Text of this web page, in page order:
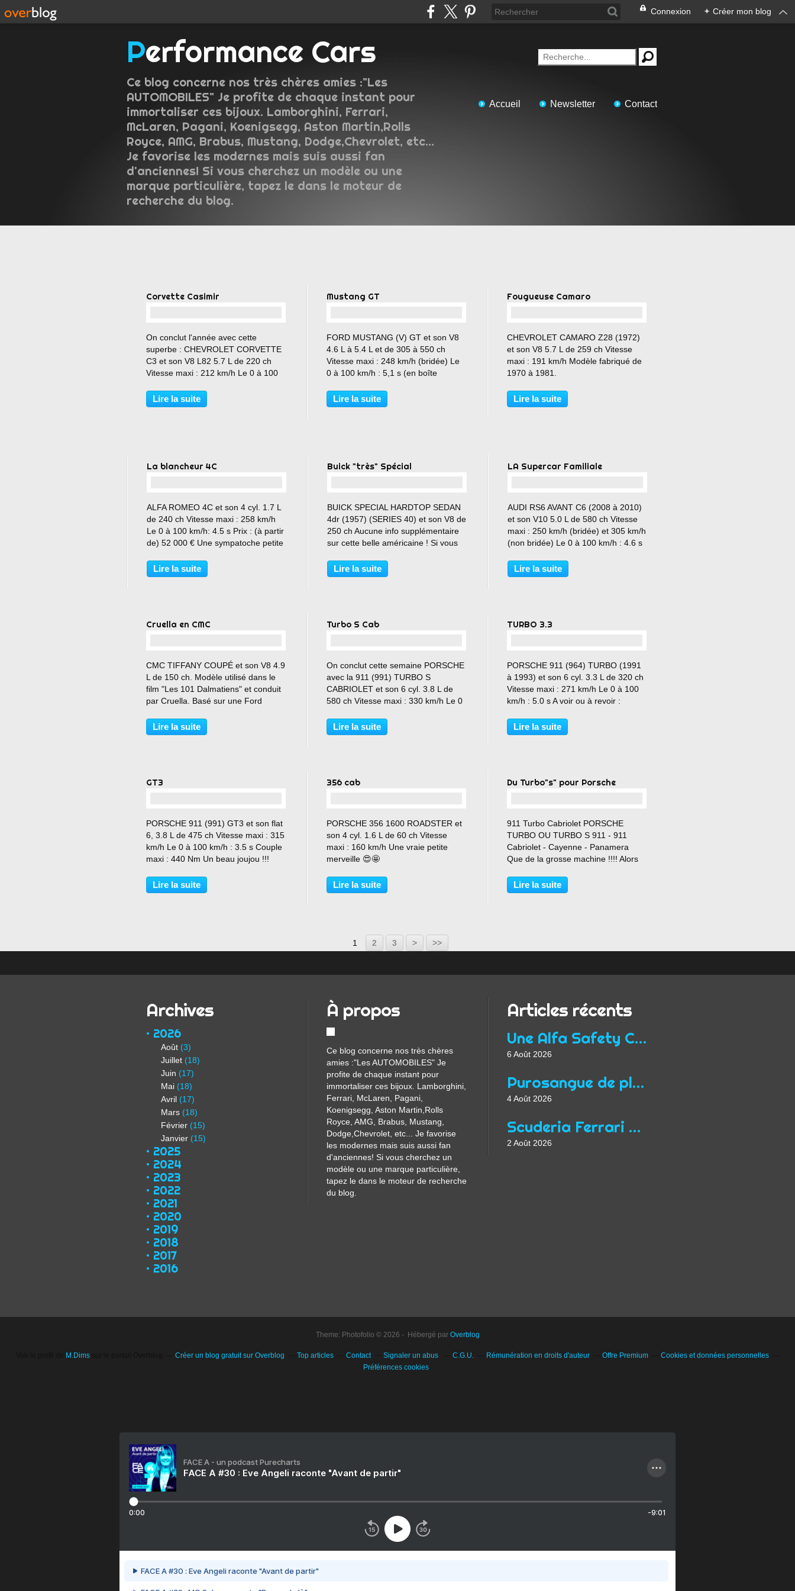
Connexion + Créer mon blog
Performance Cars
Ce blog concerne nos très chères amies :"Les
AUTOMOBILES" Je profite de chaque instant pour
immortaliser ces bijoux. Lamborghini, Ferrari,
McLaren, Pagani, Koenigsegg, Aston Martin,Rolls
Royce, AMG, Brabus, Mustang, Dodge,Chevrolet, etc...
Je favorise les modernes mais suis aussi fan
d'anciennes! Si vous cherchez un modèle ou une
marque particulière, tapez le dans le moteur de
recherche du blog.
Accueil Newsletter Contact
Corvette Casimir
On conclut l'année avec cette
superbe : CHEVROLET CORVETTE
C3 et son V8 L82 5.7 L de 220 ch
Vitesse maxi : 212 km/h Le 0 à 100
TOUTES ET A TOUS ET ON SE
RETROUVE EN 2017 AVEC DE
Lire la suite
Mustang GT
FORD MUSTANG (V) GT et son V8
4.6 L à 5.4 L et de 305 à 550 ch
Vitesse maxi : 248 km/h (bridée) Le
0 à 100 km/h : 5,1 s (en boîte
ou à revoir :
https://performancecars.over-
Lire la suite
Fougueuse Camaro
CHEVROLET CAMARO Z28 (1972)
et son V8 5.7 L de 259 ch Vitesse
maxi : 191 km/h Modèle fabriqué de
1970 à 1981.
Lire la suite
La blancheur 4C
ALFA ROMEO 4C et son 4 cyl. 1.7 L
de 240 ch Vitesse maxi : 258 km/h
Le 0 à 100 km/h: 4.5 s Prix : (à partir
de) 52 000 € Une sympatoche petite
Lire la suite
Buick "très" Spécial
BUICK SPECIAL HARDTOP SEDAN
4dr (1957) (SERIES 40) et son V8 de
250 ch Aucune info supplémentaire
sur cette belle américaine ! Si vous
manifester 😉
Lire la suite
LA Supercar Familiale
AUDI RS6 AVANT C6 (2008 à 2010)
et son V10 5.0 L de 580 ch Vitesse
maxi : 250 km/h (bridée) et 305 km/h
(non bridée) Le 0 à 100 km/h : 4.6 s
€ Une machine de OUFFFFF !!!!
Lire la suite
Cruella en CMC
CMC TIFFANY COUPÉ et son V8 4.9
L de 150 ch. Modèle utilisé dans le
film "Les 101 Dalmatiens" et conduit
par Cruella. Basé sur une Ford
été fabriqué aux USA par la société
CMC. Une spéciale dédicace pour
Lire la suite
Turbo S Cab
On conclut cette semaine PORSCHE
avec la 911 (991) TURBO S
CABRIOLET et son 6 cyl. 3.8 L de
580 ch Vitesse maxi : 330 km/h Le 0
Chrono) Couple maxi : 700 Nm Prix
(2019) : (à partir de) 221 615 €
Lire la suite
TURBO 3.3
PORSCHE 911 (964) TURBO (1991
à 1993) et son 6 cyl. 3.3 L de 320 ch
Vitesse maxi : 271 km/h Le 0 à 100
km/h : 5.0 s A voir ou à revoir :
blog.com/2016/10/3.6-turbo.html
Lire la suite
GT3
PORSCHE 911 (991) GT3 et son flat
6, 3.8 L de 475 ch Vitesse maxi : 315
km/h Le 0 à 100 km/h : 3.5 s Couple
maxi : 440 Nm Un beau joujou !!!
Lire la suite
356 cab
PORSCHE 356 1600 ROADSTER et
son 4 cyl. 1.6 L de 60 ch Vitesse
maxi : 160 km/h Une vraie petite
merveille 😍🤩
Lire la suite
Du Turbo"s" pour Porsche
911 Turbo Cabriolet PORSCHE
TURBO OU TURBO S 911 - 911
Cabriolet - Cayenne - Panamera
Que de la grosse machine !!!! Alors
Cayenne Turbo S 911 Turbo
Panamera Turbo S 911 Turbo S
Lire la suite
1 2 3 > >>
Archives
2026
Août (3)
Juillet (18)
Juin (17)
Mai (18)
Avril (17)
Mars (18)
Février (15)
Janvier (15)
2025
2024
2023
2022
2021
2020
2019
2018
2017
2016
À propos
Ce blog concerne nos très chères
amies :"Les AUTOMOBILES" Je
profite de chaque instant pour
immortaliser ces bijoux. Lamborghini,
Ferrari, McLaren, Pagani,
Koenigsegg, Aston Martin,Rolls
Royce, AMG, Brabus, Mustang,
Dodge,Chevrolet, etc... Je favorise
les modernes mais suis aussi fan
d'anciennes! Si vous cherchez un
modèle ou une marque particulière,
tapez le dans le moteur de recherche
du blog.
Articles récents
Une Alfa Safety Car
6 Août 2026
Purosangue de plus
4 Août 2026
Scuderia Ferrari d'époque
2 Août 2026
Theme: Photofolio © 2026 - Hébergé par Overblog
M.Dimssur le portail Overblog Créer un blog gratuit sur Overblog Top articles Contact Signaler un abus C.G.U. Rémunération en droits d'auteur Offre Premium
Cookies et données personnelles
Préférences cookies
FACE A - un podcast Purecharts
FACE A #30 : Eve Angeli raconte "Avant de partir"
0:00 -9:01
FACE A #30 : Eve Angeli raconte "Avant de partir"